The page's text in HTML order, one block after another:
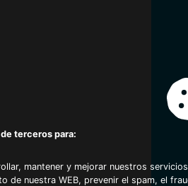
terceros para:
mantener y mejorar nuestros
de nuestra WEB, prevenir el spam, el